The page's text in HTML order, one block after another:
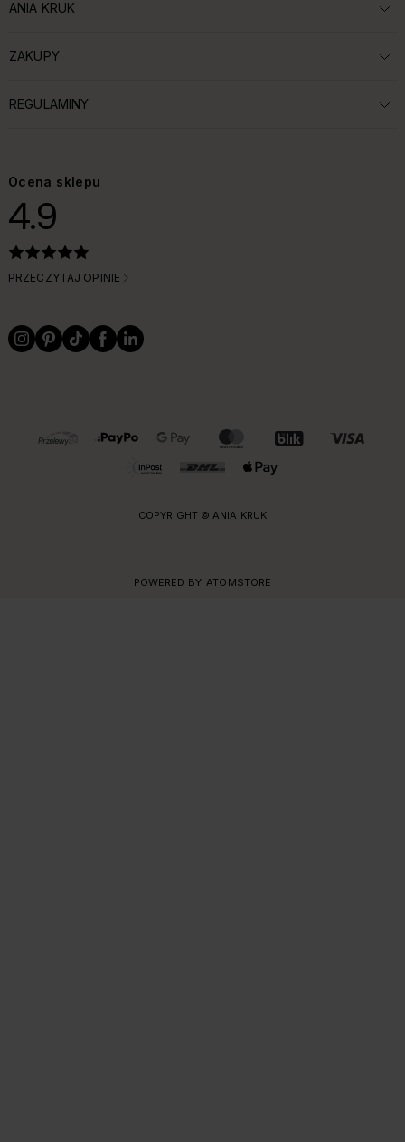
ROZWIŃ SEKCJĘ:
ANIA KRUK
ROZWIŃ SEKCJĘ:
ZAKUPY
ROZWIŃ SEKCJĘ:
REGULAMINY
Ocena sklepu
4.9
PRZECZYTAJ OPINIE
OBSŁUGIWANE FORMY PŁATNOŚCI I DOSTAWY
COPYRIGHT © ANIA KRUK
POWERED BY: ATOMSTORE